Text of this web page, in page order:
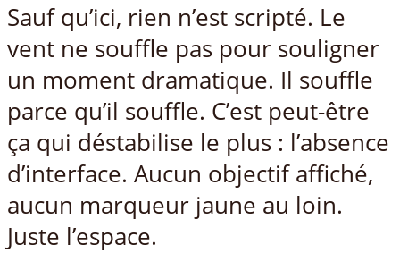
Sauf qu’ici, rien n’est scripté. Le
vent ne souffle pas pour souligner
un moment dramatique. Il souffle
parce qu’il souffle. C’est peut-être
ça qui déstabilise le plus : l’absence
d’interface. Aucun objectif affiché,
aucun marqueur jaune au loin.
Juste l’espace.